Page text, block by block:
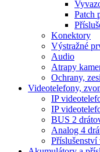
Patch
Konektory
Výstražné
Audio
Atrapy
Ochrany,
Videotelefony,
IP
IP
BUS 2
Analog 4